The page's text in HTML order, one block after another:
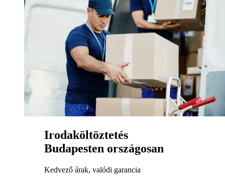
Irodaköltöztetés
Budapesten országosan
Kedvező árak, valódi garancia